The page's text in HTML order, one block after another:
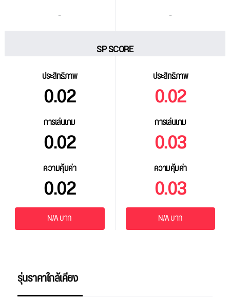
- -
SP SCORE
ประสิทธิภาพ
0.02
การเล่นเกม
0.02
ความคุ้มค่า
0.02
ประสิทธิภาพ
0.02
การเล่นเกม
0.03
ความคุ้มค่า
0.03
N/A บาท N/A บาท
รุ่นราคาใกล้เคียง